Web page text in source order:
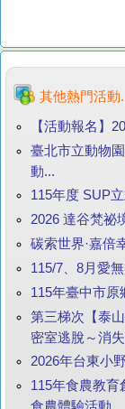
其他熱門活動
【活動報名】
臺北市立動物
動...
115年度 SUP
2026 達谷梵祕
碳索世界·嘉倍
115/7、8月愛
115年臺中市原
第三梯次【泰
密室逃脫～消
2026年台東小
115年食農教育
食農體驗活動...